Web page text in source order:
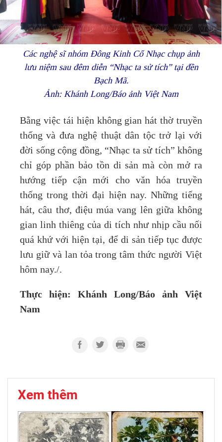
Các nghệ sĩ nhóm Đông Kinh Cổ Nhạc chụp ảnh
lưu niệm sau đêm diễn “Nhạc ta sử tích” tại đền
Bạch Mã.
Ảnh: Khánh Long/Báo ảnh Việt Nam
Bằng việc tái hiện không gian hát thờ truyền
thống và đưa nghệ thuật dân tộc trở lại với
đời sống cộng đồng, “Nhạc ta sử tích” không
chỉ góp phần bảo tồn di sản mà còn mở ra
hướng tiếp cận mới cho văn hóa truyền
thống trong thời đại hiện nay. Những tiếng
hát, câu thơ, điệu múa vang lên giữa không
gian linh thiêng của di tích như nhịp cầu nối
quá khứ với hiện tại, để di sản tiếp tục được
lưu giữ và lan tỏa trong tâm thức người Việt
hôm nay./.
Thực hiện: Khánh Long/Báo ảnh Việt
Nam
Xem thêm